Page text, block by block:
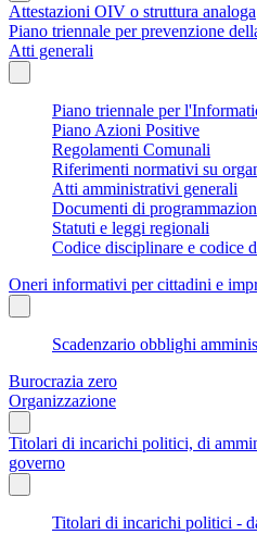
Attestazioni OIV o struttura analoga
Piano triennale per prevenzione
Atti generali
Piano triennale per
Piano Azioni Positive
Regolamenti Comunali
Riferimenti normativi su
Atti amministrativi generali
Documenti di
Statuti e leggi regionali
Codice disciplinare e codice
Oneri informativi per cittadini e
Scadenzario obblighi
Burocrazia zero
Organizzazione
Titolari di incarichi politici, di
governo
Titolari di incarichi politici -